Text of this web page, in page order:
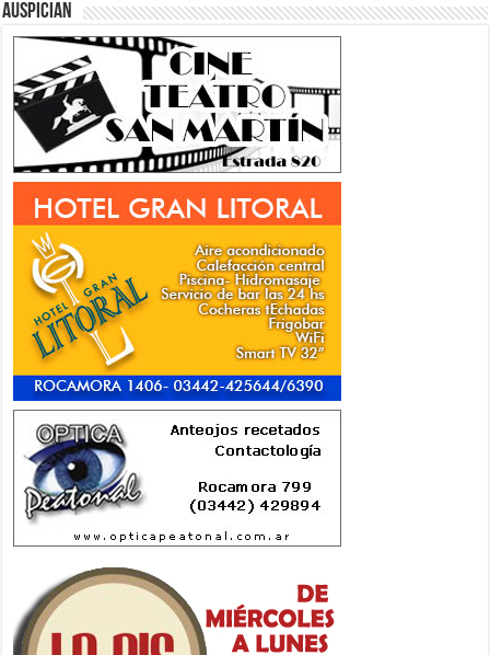
Auspician